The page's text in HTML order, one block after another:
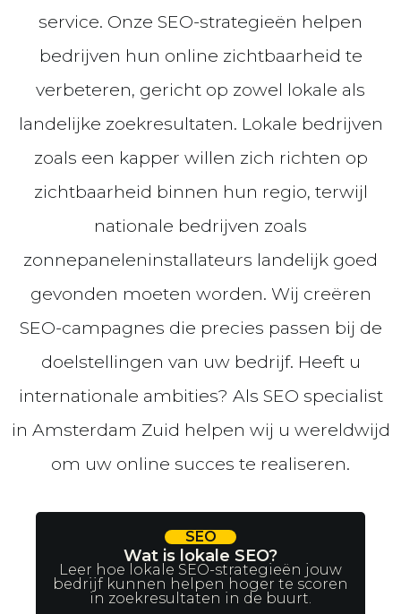
service. Onze SEO-strategieën helpen
bedrijven hun online zichtbaarheid te
verbeteren, gericht op zowel lokale als
landelijke zoekresultaten. Lokale bedrijven
zoals een kapper willen zich richten op
zichtbaarheid binnen hun regio, terwijl
nationale bedrijven zoals
zonnepaneleninstallateurs landelijk goed
gevonden moeten worden. Wij creëren
SEO-campagnes die precies passen bij de
doelstellingen van uw bedrijf. Heeft u
internationale ambities? Als SEO specialist
in Amsterdam Zuid helpen wij u wereldwijd
om uw online succes te realiseren.
SEO
Wat is lokale SEO?
Leer hoe lokale SEO-strategieën jouw
bedrijf kunnen helpen hoger te scoren
in zoekresultaten in de buurt.